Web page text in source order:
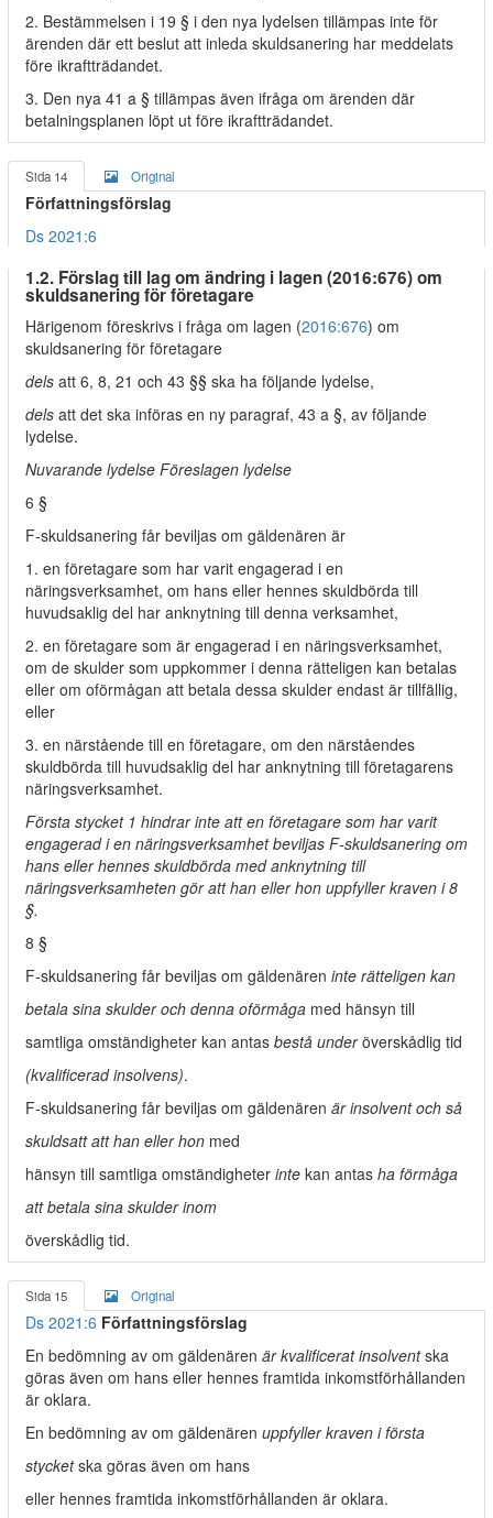
2. Bestämmelsen i 19 § i den nya lydelsen tillämpas inte för
ärenden där ett beslut att inleda skuldsanering har meddelats
före ikraftträdandet.
3. Den nya 41 a § tillämpas även ifråga om ärenden där
betalningsplanen löpt ut före ikraftträdandet.
Sida 14 Original
Författningsförslag
Ds 2021:6
1.2. Förslag till lag om ändring i lagen (2016:676) om
skuldsanering för företagare
Härigenom föreskrivs i fråga om lagen (2016:676) om
skuldsanering för företagare
dels att 6, 8, 21 och 43 §§ ska ha följande lydelse,
dels att det ska införas en ny paragraf, 43 a §, av följande
lydelse.
Nuvarande lydelse Föreslagen lydelse
6 §
F-skuldsanering får beviljas om gäldenären är
1. en företagare som har varit engagerad i en
näringsverksamhet, om hans eller hennes skuldbörda till
huvudsaklig del har anknytning till denna verksamhet,
2. en företagare som är engagerad i en näringsverksamhet,
om de skulder som uppkommer i denna rätteligen kan betalas
eller om oförmågan att betala dessa skulder endast är tillfällig,
eller
3. en närstående till en företagare, om den närståendes
skuldbörda till huvudsaklig del har anknytning till företagarens
näringsverksamhet.
Första stycket 1 hindrar inte att en företagare som har varit
engagerad i en näringsverksamhet beviljas F-skuldsanering om
hans eller hennes skuldbörda med anknytning till
näringsverksamheten gör att han eller hon uppfyller kraven i 8
§.
8 §
F-skuldsanering får beviljas om gäldenären inte rätteligen kan
betala sina skulder och denna oförmåga med hänsyn till
samtliga omständigheter kan antas bestå underöverskådlig tid
(kvalificerad insolvens).
F-skuldsanering får beviljas om gäldenären är insolvent och så
skuldsatt att han eller hon med
hänsyn till samtliga omständigheter inte kan antas ha förmåga
att betala sina skulder inom
överskådlig tid.
Sida 15 Original
Ds 2021:6 Författningsförslag
En bedömning av om gäldenären är kvalificerat insolventska
göras även om hans eller hennes framtida inkomstförhållanden
är oklara.
En bedömning av om gäldenären uppfyller kraven i första
stycketska göras även om hans
eller hennes framtida inkomstförhållanden är oklara.